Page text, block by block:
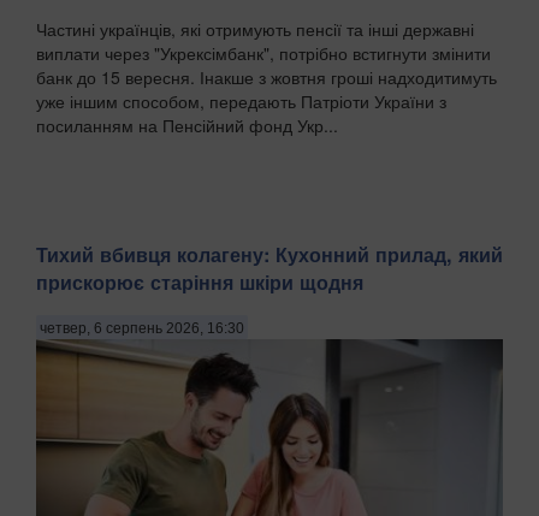
Частині українців, які отримують пенсії та інші державні
виплати через "Укрексімбанк", потрібно встигнути змінити
банк до 15 вересня. Інакше з жовтня гроші надходитимуть
уже іншим способом, передають Патріоти України з
посиланням на Пенсійний фонд Укр...
Тихий вбивця колагену: Кухонний прилад, який
прискорює старіння шкіри щодня
четвер, 6 серпень 2026, 16:30